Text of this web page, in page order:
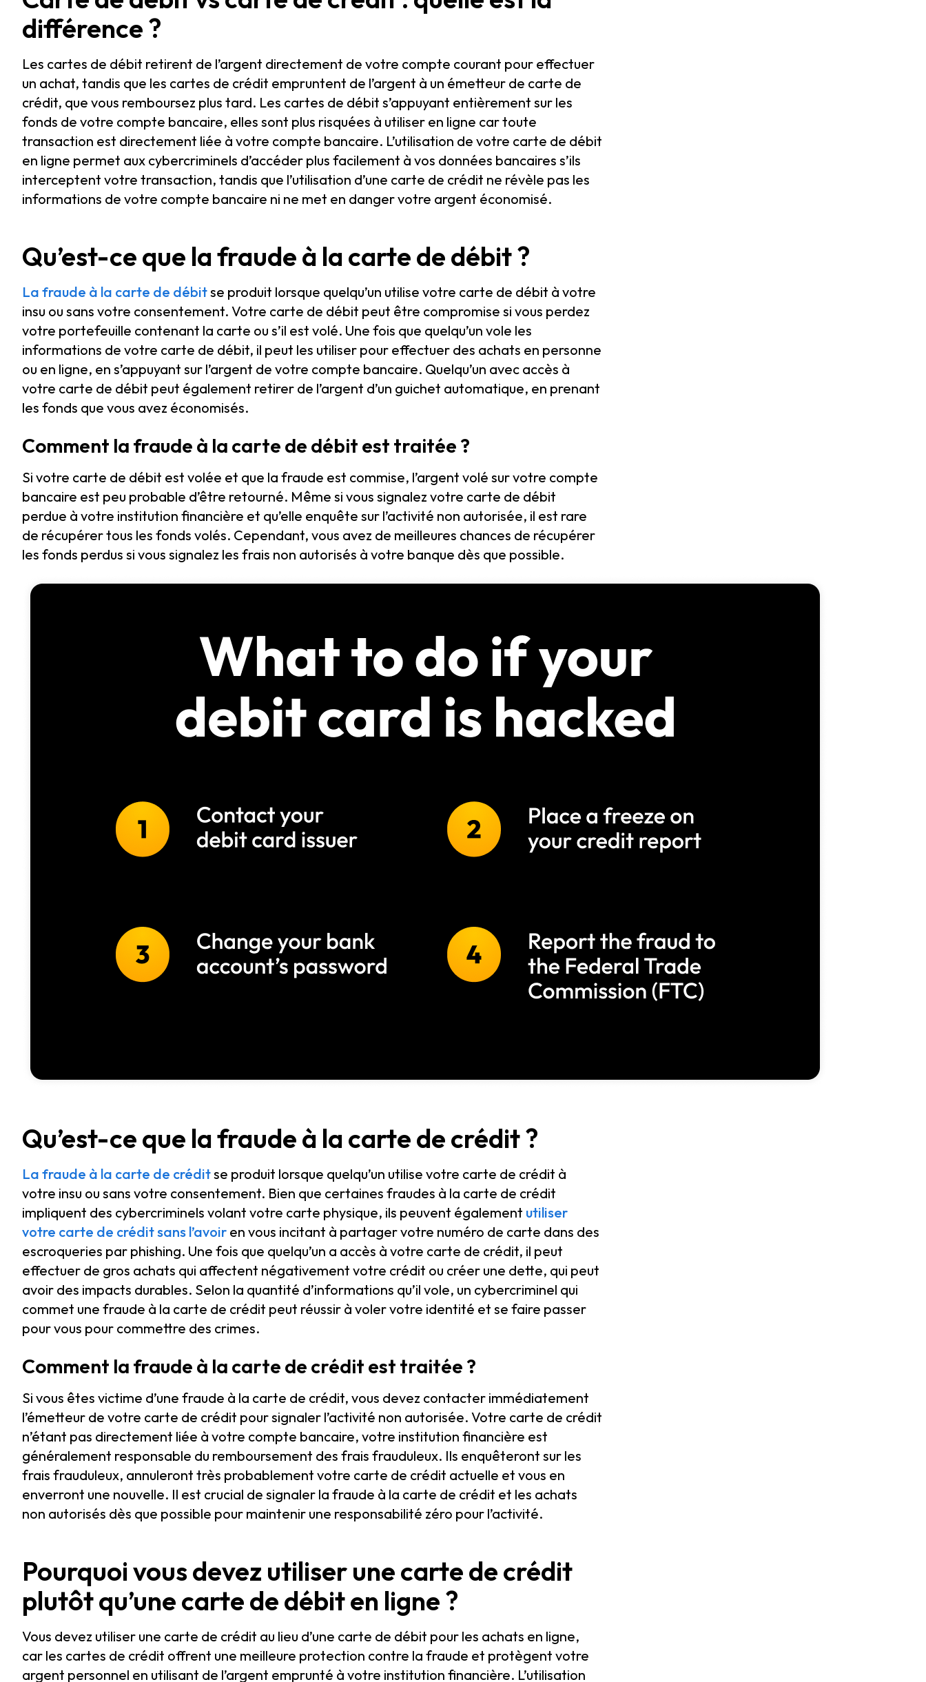
différence ?
Les cartes de débit retirent de l’argent directement de votre compte courant pour effectuer
un achat, tandis que les cartes de crédit empruntent de l’argent à un émetteur de carte de
crédit, que vous remboursez plus tard. Les cartes de débit s’appuyant entièrement sur les
fonds de votre compte bancaire, elles sont plus risquées à utiliser en ligne car toute
transaction est directement liée à votre compte bancaire. L’utilisation de votre carte de débit
en ligne permet aux cybercriminels d’accéder plus facilement à vos données bancaires s’ils
interceptent votre transaction, tandis que l’utilisation d’une carte de crédit ne révèle pas les
informations de votre compte bancaire ni ne met en danger votre argent économisé.
Qu’est-ce que la fraude à la carte de débit ?
La fraude à la carte de débitse produit lorsque quelqu’un utilise votre carte de débit à votre
insu ou sans votre consentement. Votre carte de débit peut être compromise si vous perdez
votre portefeuille contenant la carte ou s’il est volé. Une fois que quelqu’un vole les
informations de votre carte de débit, il peut les utiliser pour effectuer des achats en personne
ou en ligne, en s’appuyant sur l’argent de votre compte bancaire. Quelqu’un avec accès à
votre carte de débit peut également retirer de l’argent d’un guichet automatique, en prenant
les fonds que vous avez économisés.
Comment la fraude à la carte de débit est traitée ?
Si votre carte de débit est volée et que la fraude est commise, l’argent volé sur votre compte
bancaire est peu probable d’être retourné. Même si vous signalez votre carte de débit
perdue à votre institution financière et qu’elle enquête sur l’activité non autorisée, il est rare
de récupérer tous les fonds volés. Cependant, vous avez de meilleures chances de récupérer
les fonds perdus si vous signalez les frais non autorisés à votre banque dès que possible.
Qu’est-ce que la fraude à la carte de crédit ?
La fraude à la carte de créditse produit lorsque quelqu’un utilise votre carte de crédit à
votre insu ou sans votre consentement. Bien que certaines fraudes à la carte de crédit
impliquent des cybercriminels volant votre carte physique, ils peuvent également utiliser
votre carte de crédit sans l’avoir en vous incitant à partager votre numéro de carte dans des
escroqueries par phishing. Une fois que quelqu’un a accès à votre carte de crédit, il peut
effectuer de gros achats qui affectent négativement votre crédit ou créer une dette, qui peut
avoir des impacts durables. Selon la quantité d’informations qu’il vole, un cybercriminel qui
commet une fraude à la carte de crédit peut réussir à voler votre identité et se faire passer
pour vous pour commettre des crimes.
Comment la fraude à la carte de crédit est traitée ?
Si vous êtes victime d’une fraude à la carte de crédit, vous devez contacter immédiatement
l’émetteur de votre carte de crédit pour signaler l’activité non autorisée. Votre carte de crédit
n’étant pas directement liée à votre compte bancaire, votre institution financière est
généralement responsable du remboursement des frais frauduleux. Ils enquêteront sur les
frais frauduleux, annuleront très probablement votre carte de crédit actuelle et vous en
enverront une nouvelle. Il est crucial de signaler la fraude à la carte de crédit et les achats
non autorisés dès que possible pour maintenir une responsabilité zéro pour l’activité.
Pourquoi vous devez utiliser une carte de crédit
plutôt qu’une carte de débit en ligne ?
Vous devez utiliser une carte de crédit au lieu d’une carte de débit pour les achats en ligne,
car les cartes de crédit offrent une meilleure protection contre la fraude et protègent votre
argent personnel en utilisant de l’argent emprunté à votre institution financière. L’utilisation